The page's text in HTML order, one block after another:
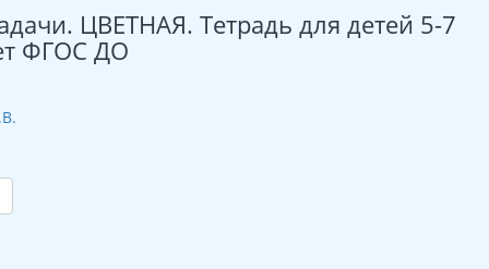
ЦВЕТНАЯ. Тетрадь для детей 5-7
ФГОС ДО